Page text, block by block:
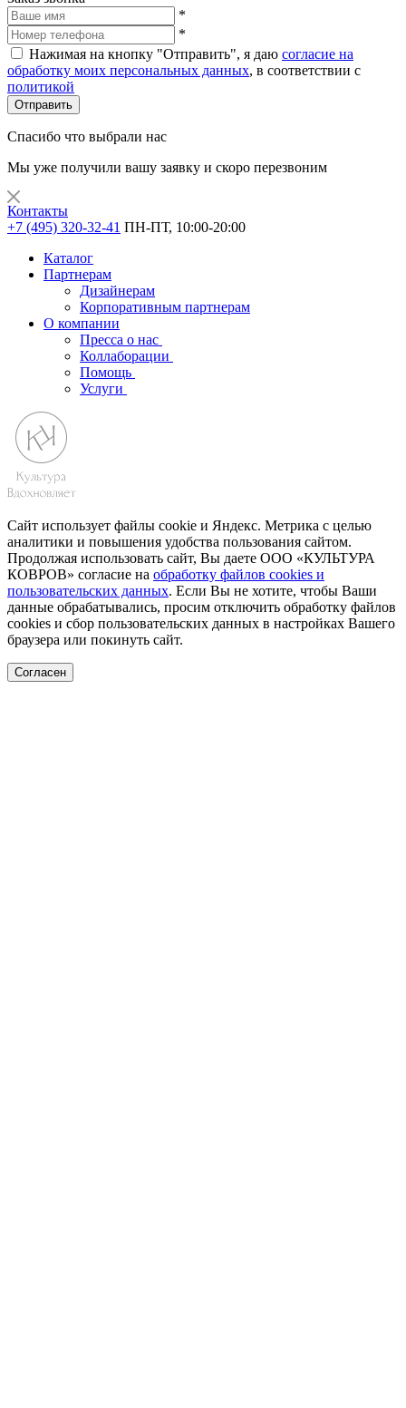
*
*
Нажимая на кнопку "Отправить", я даю согласие на
обработку моих персональных данных, в соответствии с
политикой
Отправить
Спасибо что выбрали нас
Мы уже получили вашу заявку и скоро перезвоним
Контакты
+7 (495) 320-32-41 ПН-ПТ, 10:00-20:00
Каталог
Партнерам
Дизайнерам
Корпоративным партнерам
О компании
Пресса о нас
Коллаборации
Помощь
Услуги
Сайт использует файлы cookie и Яндекс. Метрика с целью
аналитики и повышения удобства пользования сайтом.
Продолжая использовать сайт, Вы даете ООО «КУЛЬТУРА
КОВРОВ» согласие на обработку файлов cookies и
пользовательских данных. Если Вы не хотите, чтобы Ваши
данные обрабатывались, просим отключить обработку файлов
cookies и сбор пользовательских данных в настройках Вашего
браузера или покинуть сайт.
Согласен